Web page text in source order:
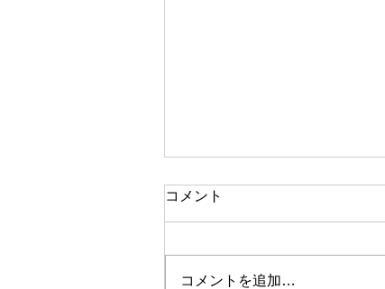
コメント
コメントを追加…